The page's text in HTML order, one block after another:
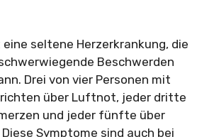
seltene Herzerkrankung, die
Beschwerden
Drei von vier Personen mit
über Luftnot, jeder dritte
und jeder fünfte über
Symptome sind auch bei